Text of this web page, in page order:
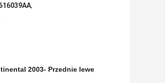
,
2003- Przednie lewe